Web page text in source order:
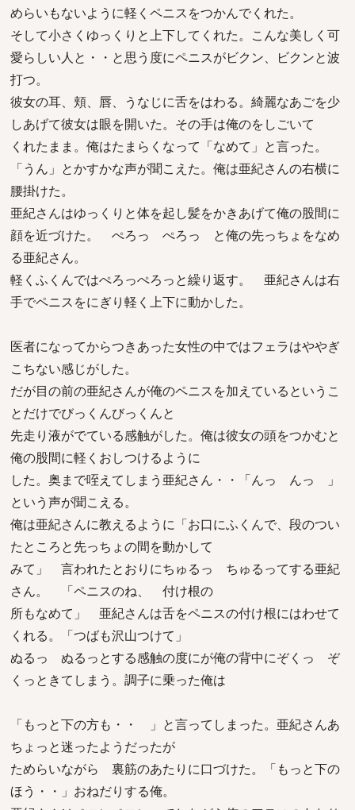
めらいもないように軽くペニスをつかんでくれた。
そして小さくゆっくりと上下してくれた。こんな美しく可
愛らしい人と・・と思う度にペニスがビクン、ビクンと波
打つ。
彼女の耳、頬、唇、うなじに舌をはわる。綺麗なあごを少
しあげて彼女は眼を開いた。その手は俺のをしごいて
くれたまま。俺はたまらくなって「なめて」と言った。
「うん」とかすかな声が聞こえた。俺は亜紀さんの右横に
腰掛けた。
亜紀さんはゆっくりと体を起し髪をかきあげて俺の股間に
顔を近づけた。 ぺろっ ぺろっ と俺の先っちょをなめ
る亜紀さん。
軽くふくんではぺろっぺろっと繰り返す。 亜紀さんは右
手でペニスをにぎり軽く上下に動かした。
医者になってからつきあった女性の中ではフェラはややぎ
こちない感じがした。
だが目の前の亜紀さんが俺のペニスを加えているというこ
とだけでびっくんびっくんと
先走り液がでている感触がした。俺は彼女の頭をつかむと
俺の股間に軽くおしつけるように
した。奥まで咥えてしまう亜紀さん・・「んっ んっ 」
という声が聞こえる。
俺は亜紀さんに教えるように「お口にふくんで、段のつい
たところと先っちょの間を動かして
みて」 言われたとおりにちゅるっ ちゅるってする亜紀
さん。 「ペニスのね、 付け根の
所もなめて」 亜紀さんは舌をペニスの付け根にはわせて
くれる。「つばも沢山つけて」
ぬるっ ぬるっとする感触の度にが俺の背中にぞくっ ぞ
くっときてしまう。調子に乗った俺は
「もっと下の方も・・ 」と言ってしまった。亜紀さんあ
ちょっと迷ったようだったが
ためらいながら 裏筋のあたりに口づけた。「もっと下の
ほう・・」おねだりする俺。